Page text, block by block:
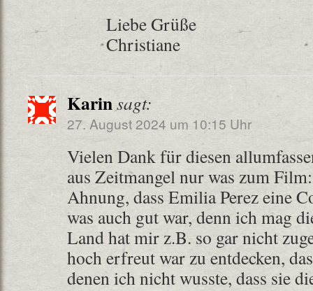
Liebe Grüße
Christiane
Karinsagt:
27. August 2024 um 10:15 Uhr
Vielen Dank für diesen
aus Zeitmangel nur was zum
Ahnung, dass Emilia Perez eine
was auch gut war, denn ich mag
Land hat mir z.B. so gar nicht
hoch erfreut war zu entdecken,
denen ich nicht wusste, dass sie